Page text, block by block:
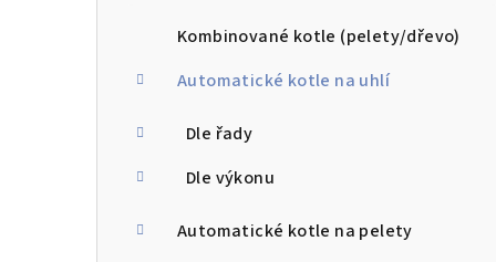
Kombinované kotle (pelety/dřevo)
Automatické kotle na uhlí
Dle řady
Dle výkonu
Automatické kotle na pelety